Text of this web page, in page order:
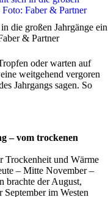
Faber & Partner
die großen Jahrgänge ein
& Partner
oder warten auf
weitgehend vergoren
Jahrgangs sagen. So
– vom trockenen
Trockenheit und Wärme
– Mitte November –
brachte der August,
im Westen